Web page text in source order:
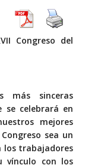
Congreso del
más sinceras
se celebrará en
mejores
sea un
los trabajadores
vínculo con los